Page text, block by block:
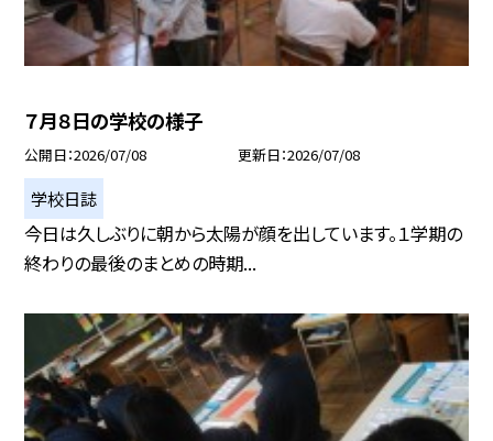
７月８日の学校の様子
公開日 2026/07/08 更新日 2026/07/08
学校日誌
今日は久しぶりに朝から太陽が顔を出しています。１学期の
終わりの最後のまとめの時期...